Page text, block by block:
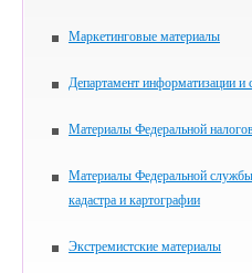
Маркетинговые материалы
Департамент информатизации и
Материалы Федеральной
Материалы Федеральной службы
кадастра и картографии
Экстремистские материалы